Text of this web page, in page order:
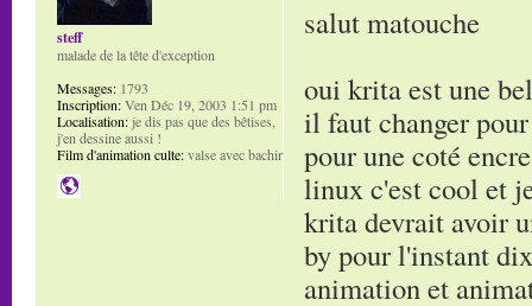
salut matouche
oui krita est une
il faut changer
pour une coté
linux c'est cool et
krita devrait avoir
by pour l'instant
animation et
steff
malade de la tête d'exception
Messages: 1793
Inscription:Ven Déc 19, 2003 1:51 pm
Localisation:je dis pas que des bêtises,
j'en dessine aussi !
Film d'animation culte:valse avec bachir